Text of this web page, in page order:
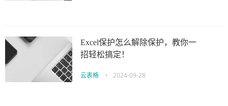
Excel保护怎么解除保护，教你一
招轻松搞定！
云表格 • 2024-09-28